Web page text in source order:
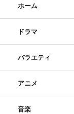
ホーム
ドラマ
バラエティ
アニメ
音楽